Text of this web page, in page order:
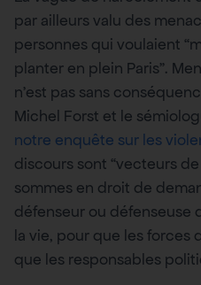
par ailleurs valu des
personnes qui voulaient
planter en plein Paris”.
n’est pas sans
Michel Forst et le
notre enquête sur les
discours sont “vecteurs
sommes en droit de
défenseur ou défenseuse
la vie, pour que les forces
que les responsables